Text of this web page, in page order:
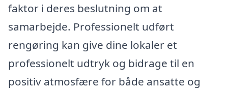
faktor i deres beslutning om at
samarbejde. Professionelt udført
rengøring kan give dine lokaler et
professionelt udtryk og bidrage til en
positiv atmosfære for både ansatte og